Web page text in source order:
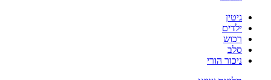
גיטין
ילדים
רכוש
סלב
ניכור הורי